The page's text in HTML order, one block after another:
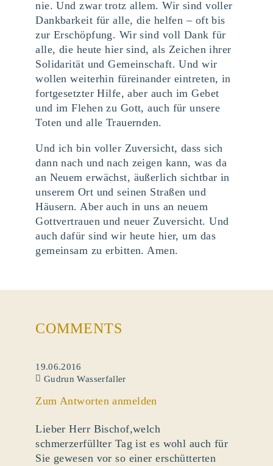
nie. Und zwar trotz allem. Wir sind voller
Dankbarkeit für alle, die helfen – oft bis
zur Erschöpfung. Wir sind voll Dank für
alle, die heute hier sind, als Zeichen ihrer
Solidarität und Gemeinschaft. Und wir
wollen weiterhin füreinander eintreten, in
fortgesetzter Hilfe, aber auch im Gebet
und im Flehen zu Gott, auch für unsere
Toten und alle Trauernden.
Und ich bin voller Zuversicht, dass sich
dann nach und nach zeigen kann, was da
an Neuem erwächst, äußerlich sichtbar in
unserem Ort und seinen Straßen und
Häusern. Aber auch in uns an neuem
Gottvertrauen und neuer Zuversicht. Und
auch dafür sind wir heute hier, um das
gemeinsam zu erbitten. Amen.
COMMENTS
19.06.2016
Gudrun Wasserfaller
Zum Antworten anmelden
Lieber Herr Bischof,welch
schmerzerfüllter Tag ist es wohl auch für
Sie gewesen vor so einer erschütterten